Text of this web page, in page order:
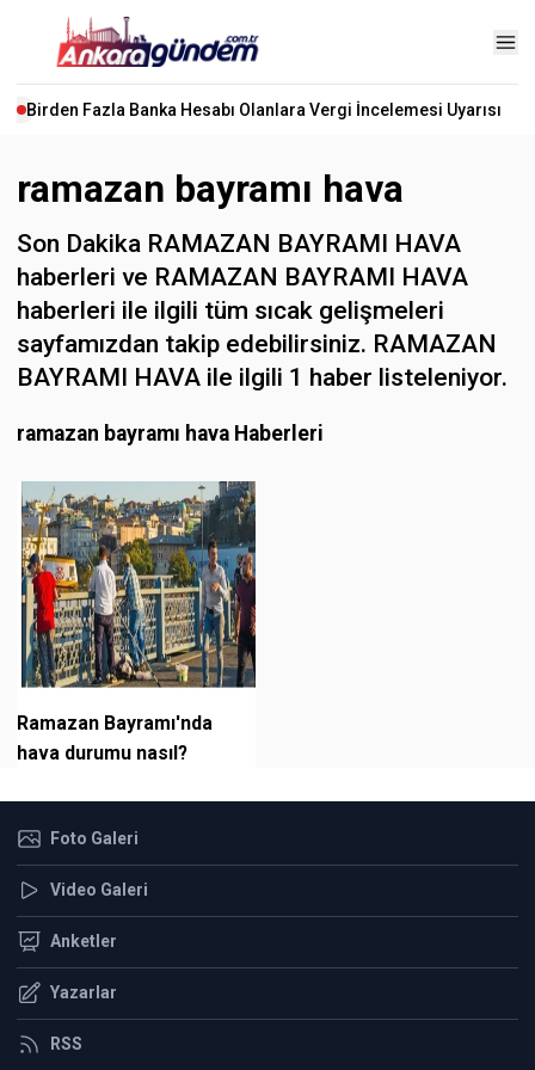
Birden Fazla Banka Hesabı Olanlara Vergi İncelemesi Uyarısı
ramazan bayramı hava
Son Dakika RAMAZAN BAYRAMI HAVA
haberleri ve RAMAZAN BAYRAMI HAVA
haberleri ile ilgili tüm sıcak gelişmeleri
sayfamızdan takip edebilirsiniz. RAMAZAN
BAYRAMI HAVA ile ilgili 1 haber listeleniyor.
ramazan bayramı hava Haberleri
Ramazan Bayramı'nda
hava durumu nasıl?
Foto Galeri
Video Galeri
Anketler
Yazarlar
RSS